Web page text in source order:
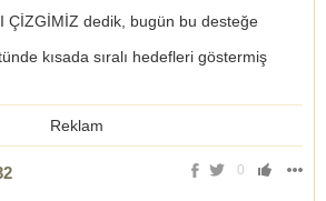
ÇİZGİMİZ dedik, bugün bu desteğe
kısada sıralı hedefleri göstermiş
Reklam
0